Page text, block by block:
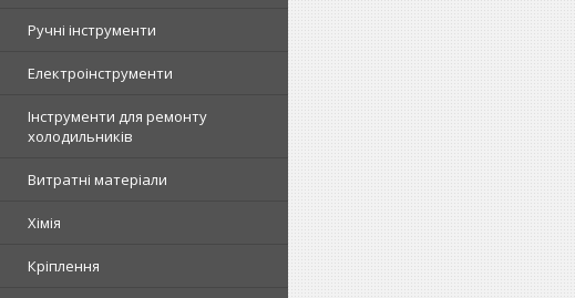
Ручні інструменти
Електроінструменти
Інструменти для ремонту
холодильників
Витратні матеріали
Хімія
Кріплення